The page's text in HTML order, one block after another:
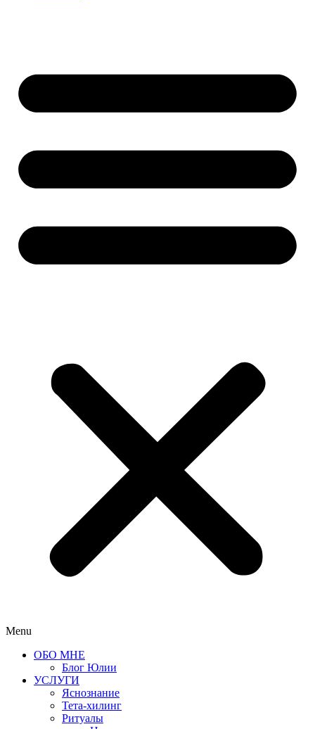
Menu
ОБО МНЕ
Блог Юлии
УСЛУГИ
Яснознание
Тета-хилинг
Ритуалы